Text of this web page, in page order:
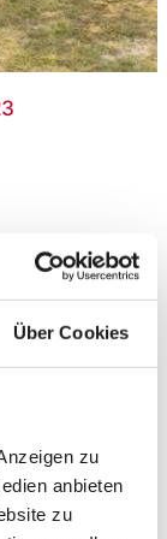
Über Cookies
zu
anbieten
zu
beim
bei